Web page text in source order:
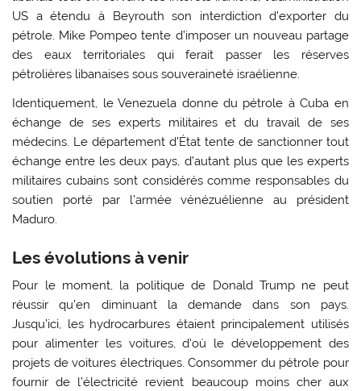
US a étendu à Beyrouth son interdiction d’exporter du
pétrole. Mike Pompeo tente d’imposer un nouveau partage
des eaux territoriales qui ferait passer les réserves
pétrolières libanaises sous souveraineté israélienne.
Identiquement, le Venezuela donne du pétrole à Cuba en
échange de ses experts militaires et du travail de ses
médecins. Le département d’État tente de sanctionner tout
échange entre les deux pays, d’autant plus que les experts
militaires cubains sont considérés comme responsables du
soutien porté par l’armée vénézuélienne au président
Maduro.
Les évolutions à venir
Pour le moment, la politique de Donald Trump ne peut
réussir qu’en diminuant la demande dans son pays.
Jusqu’ici, les hydrocarbures étaient principalement utilisés
pour alimenter les voitures, d’où le développement des
projets de voitures électriques. Consommer du pétrole pour
fournir de l’électricité revient beaucoup moins cher aux